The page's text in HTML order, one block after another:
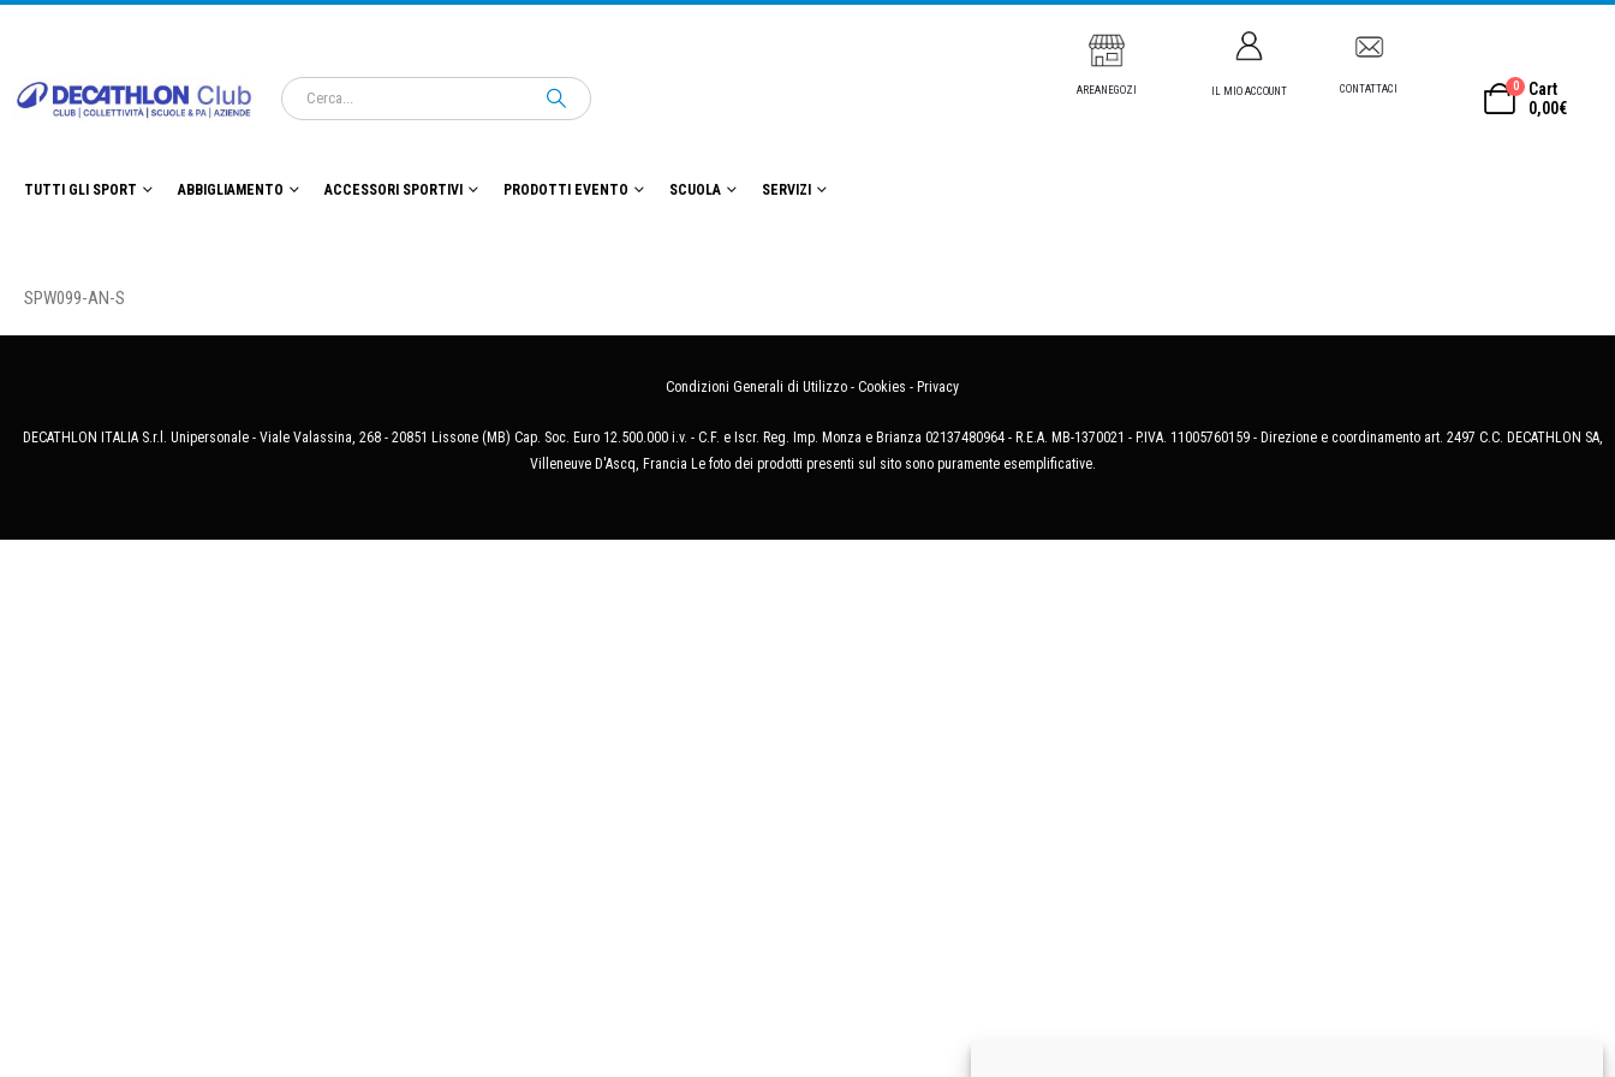
AREANEGOZI IL MIO ACCOUNT CONTATTACI 0
Cart
0,00€
TUTTI GLI SPORT ABBIGLIAMENTO ACCESSORI SPORTIVI PRODOTTI EVENTO SCUOLA SERVIZI
SPW099-AN-S
Condizioni Generali di Utilizzo - Cookies - Privacy
DECATHLON ITALIA S.r.l. Unipersonale - Viale Valassina, 268 - 20851 Lissone (MB) Cap. Soc. Euro 12.500.000 i.v. - C.F. e Iscr. Reg. Imp. Monza e Brianza 02137480964 - R.E.A. MB-1370021 - P.IVA. 11005760159 - Direzione e coordinamento art. 2497 C.C. DECATHLON SA,
Villeneuve D'Ascq, Francia Le foto dei prodotti presenti sul sito sono puramente esemplificative.